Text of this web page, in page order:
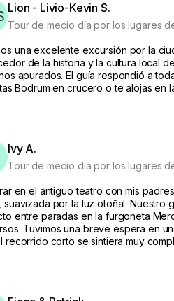
Lion - Livio-Kevin S.
Tour de medio día por los lugares
una excelente excursión por la
de la historia y la cultura local
apurados. El guía respondió a
Bodrum en crucero o te alojas en
Ivy A.
Tour de medio día por los lugares
en el antiguo teatro con mis
suavizada por la luz otoñal. Nuestro
entre paradas en la furgoneta
Tuvimos una breve espera en
recorrido corto se sintiera muy